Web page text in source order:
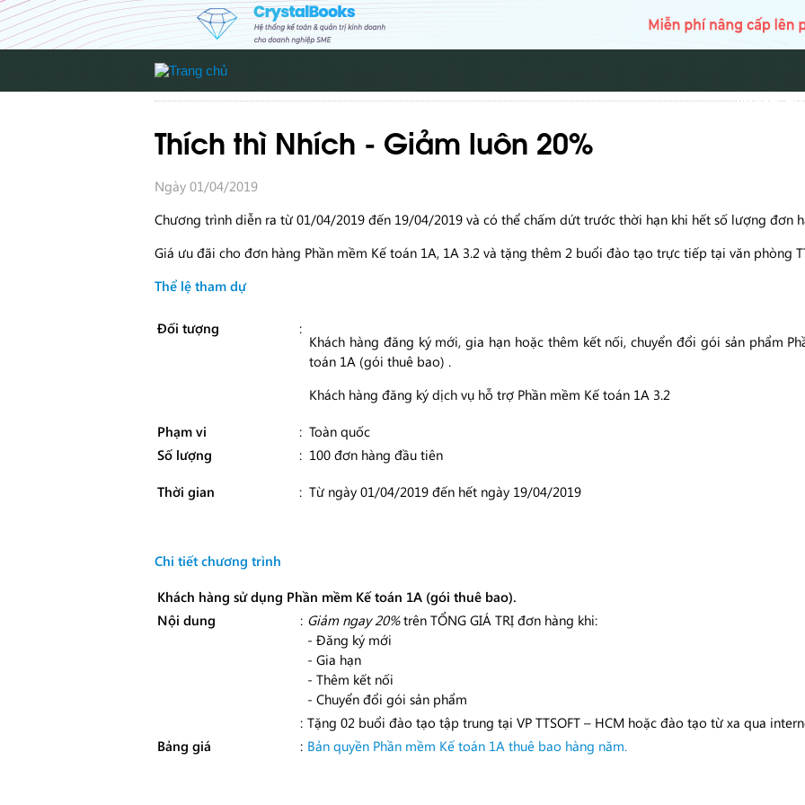
TRANG
Thích thì Nhích - Giảm luôn 20%
Ngày 01/04/2019
Chương trình diễn ra từ 01/04/2019 đến 19/04/2019 và có thể chấm dứt trước thời hạn khi hết số lượng đơn
Giá ưu đãi cho đơn hàng Phần mềm Kế toán 1A, 1A 3.2 và tặng thêm 2 buổi đào tạo trực tiếp tại văn phòng
Thể lệ tham dự
Đối tượng :
Khách hàng đăng ký mới, gia hạn hoặc thêm kết nối, chuyển đổi gói sản phẩm
toán 1A (gói thuê bao) .
Khách hàng đăng ký dịch vụ hỗ trợ Phần mềm Kế toán 1A 3.2
Phạm vi : Toàn quốc
Số lượng
: 100 đơn hàng đầu tiên
Thời gian : Từ ngày 01/04/2019 đến hết ngày 19/04/2019
Chi tiết chương trình
Khách hàng sử dụng Phần mềm Kế toán 1A (gói thuê bao).
Nội dung
: Giảm ngay 20%trên TỔNG GIÁ TRỊ đơn hàng khi:
- Đăng ký mới
- Gia hạn
- Thêm kết nối
- Chuyển đổi gói sản phẩm
: Tặng 02 buổi đào tạo tập trung tại VP TTSOFT – HCM hoặc đào tạo từ xa qua
Bảng giá
: Bản quyền Phần mềm Kế toán 1A thuê bao hàng năm.